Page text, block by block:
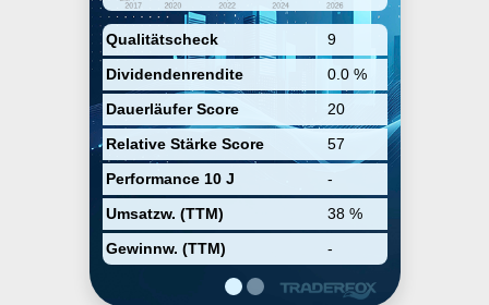
Qualitätscheck
9
Dividendenrendite
0.0 %
Dauerläufer Score
20
Relative Stärke Score
57
Performance 10 J
-
Umsatzw. (TTM)
38 %
Gewinnw. (TTM)
-